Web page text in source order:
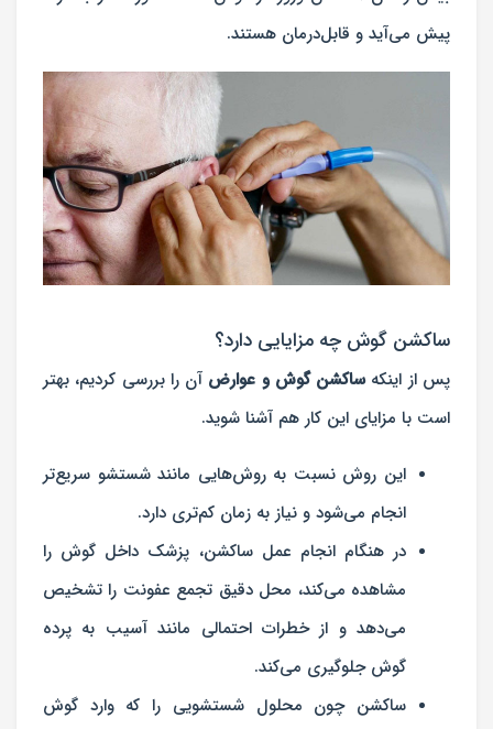
پیش می‌آید و قابل‌درمان هستند.
ساکشن گوش چه مزایایی دارد؟
پس از اینکهساکشن گوش و عوارض آن را بررسی کردیم، بهتر
است با مزایای این کار هم آشنا شوید.
این روش نسبت به روش‌هایی مانند شستشو سریع‌تر
انجام می‌شود و نیاز به زمان کم‌تری دارد.
در هنگام انجام عمل ساکشن، پزشک داخل گوش را
مشاهده می‌کند، محل دقیق تجمع عفونت را تشخیص
می‌دهد و از خطرات احتمالی مانند آسیب به پرده
گوش جلوگیری می‌کند.
ساکشن چون محلول شستشویی را که وارد گوش